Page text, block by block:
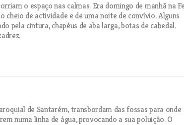
o espaço nas calmas. Era domingo de manhã na
cheio de actividade e de uma noite de convívio. Alguns
pela cintura, chapéus de aba larga, botas de cabedal.
de Santarém, transbordam das fossas para onde
numa linha de água, provocando a sua poluição. O